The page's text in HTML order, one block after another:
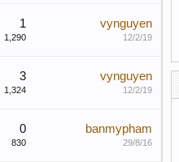
1
1,290
vynguyen
12/2/19
3
1,324
vynguyen
12/2/19
0
830
banmypham
29/8/16